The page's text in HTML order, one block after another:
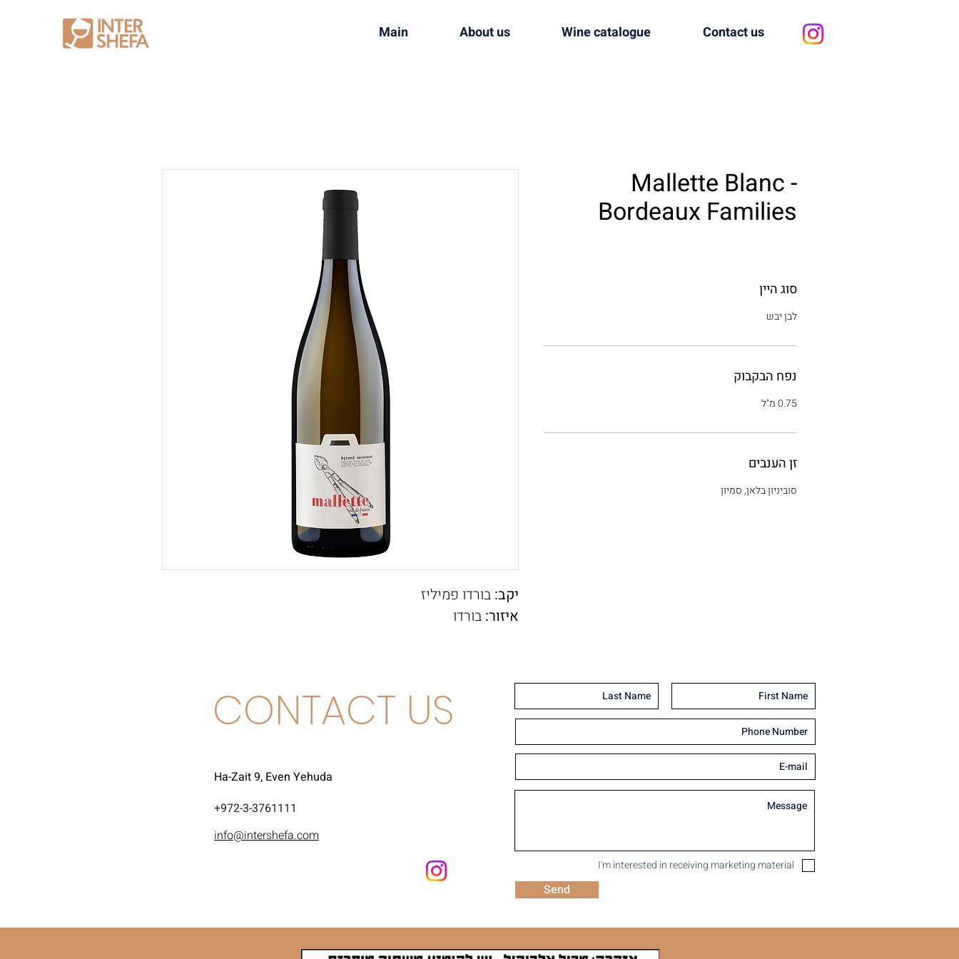
Contact us
Wine catalogue
About us
Main
יקב: בורדו פמיליז
איזור: בורדו
Mallette Blanc -
Bordeaux Families
סוג היין
לבן יבש
נפח הבקבוק
0.75 מ"ל
זן הענבים
סוביניון בלאן, סמיון
CONTACT US
Ha-Zait 9, Even Yehuda
972-3-3761111+
info@intershefa.com
I'm interested in receiving marketing material
Send